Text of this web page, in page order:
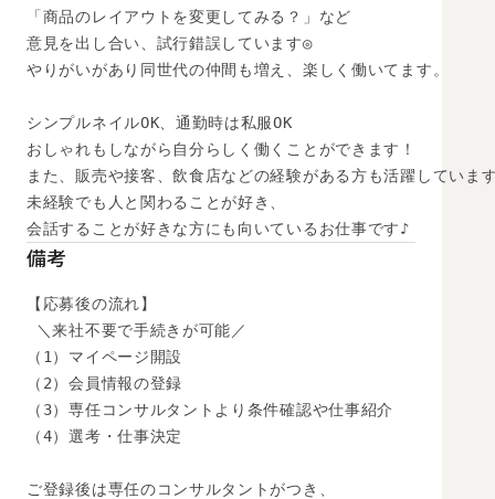
「商品のレイアウトを変更してみる？」など
意見を出し合い、試行錯誤しています◎
やりがいがあり同世代の仲間も増え、楽しく働いてます。
シンプルネイルOK、通勤時は私服OK
おしゃれもしながら自分らしく働くことができます！
また、販売や接客、飲食店などの経験がある方も活躍していま
未経験でも人と関わることが好き、
会話することが好きな方にも向いているお仕事です♪
備考
【応募後の流れ】
＼来社不要で手続きが可能／
（1）マイページ開設
（2）会員情報の登録
（3）専任コンサルタントより条件確認や仕事紹介
（4）選考・仕事決定
ご登録後は専任のコンサルタントがつき、